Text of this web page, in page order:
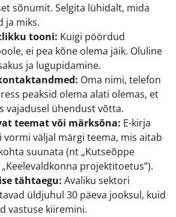
sõnumit. Selgita lühidalt, mida
ja miks.
tooni: Kuigi pöördud
ei pea kõne olema jäik. Oluline
ja lugupidamine.
Oma nimi, telefon
peaksid olema alati olemas, et
vajadusel ühendust võtta.
teemat või märksõna: E-kirja
vormi väljal märgi teema, mis aitab
suunata (nt „Kutseõppe
projektitoetus”).
tähtaegu: Avaliku sektori
üldjuhul 30 päeva jooksul, kuid
vastuse kiiremini.